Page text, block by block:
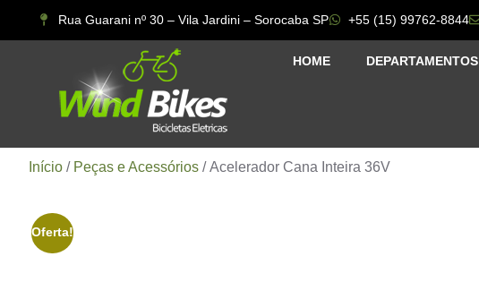
Rua Guarani nº 30 – Vila Jardini – Sorocaba SP +55 (15) 99762-8844
HOME DEPARTAMENTOS
Início / Peças e Acessórios / Acelerador Cana Inteira 36V
Oferta!